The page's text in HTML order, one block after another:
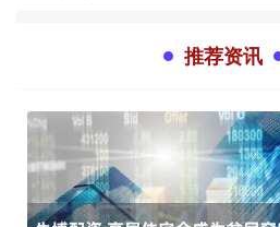
推荐资讯